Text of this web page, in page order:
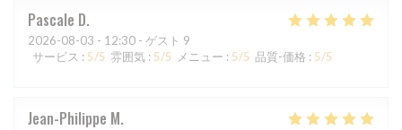
Pascale D
2026-08-03 - 12:30 - ゲスト 9
サービス : 5/5 雰囲気 : 5/5 メニュー : 5/5 品質-価格 : 5/5
Jean-Philippe M